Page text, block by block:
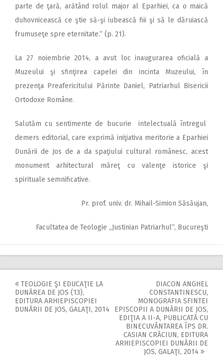
parte de ţară, arătând rolul major al Eparhiei, ca o maică
duhovnicească ce ştie să-şi iubească fiii şi să le dăruiască
frumuseţe spre eternitate.” (p. 21).
La 27 noiembrie 2014, a avut loc inaugurarea oficială a
Muzeului şi sfinţirea capelei din incinta Muzeului, în
prezenţa Preafericitului Părinte Daniel, Patriarhul Bisericii
Ortodoxe Române.
Salutăm cu sentimente de bucurie intelectuală întregul
demers editorial, care exprimă iniţiativa meritorie a Eparhiei
Dunării de Jos de a da spaţiului cultural românesc, acest
monument arhitectural măreţ cu valenţe istorice şi
spirituale semnificative.
Pr. prof. univ. dr. Mihail-Simion Săsăujan,
Facultatea de Teologie ,,Justinian Patriarhul”, Bucureşti
Post
navigation
TEOLOGIE ŞI EDUCAŢIE LA
DUNĂREA DE JOS (13),
EDITURA ARHIEPISCOPIEI
DUNĂRII DE JOS, GALAŢI, 2014
DIACON ANGHEL
CONSTANTINESCU,
MONOGRAFIA SFINTEI
EPISCOPII A DUNĂRII DE JOS,
EDIŢIA A II-A, PUBLICATĂ CU
BINECUVÂNTAREA ÎPS DR.
CASIAN CRĂCIUN, EDITURA
ARHIEPISCOPIEI DUNĂRII DE
JOS, GALAŢI, 2014